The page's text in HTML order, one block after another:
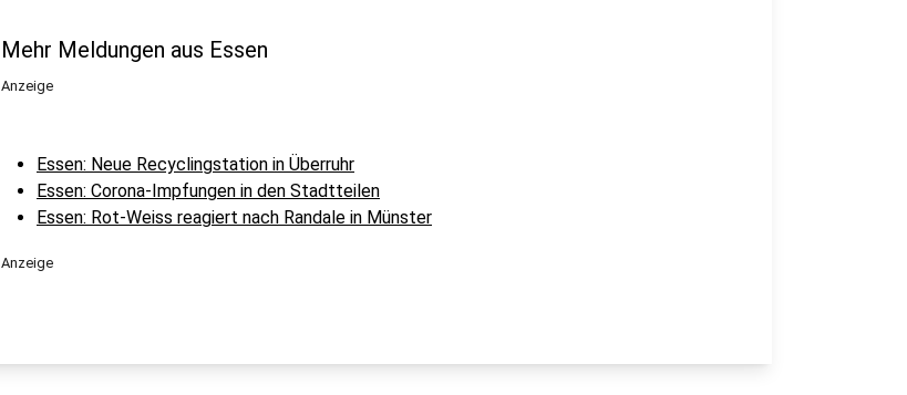
Mehr Meldungen aus Essen
Anzeige
Essen: Neue Recyclingstation in Überruhr
Essen: Corona-Impfungen in den Stadtteilen
Essen: Rot-Weiss reagiert nach Randale in Münster
Anzeige